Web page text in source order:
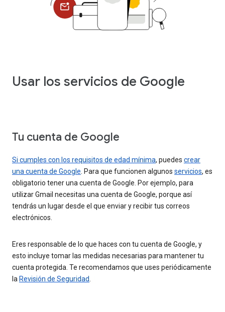
Usar los servicios de Google
Tu cuenta de Google
Si cumples con los requisitos de edad mínima, puedes crear
una cuenta de Google. Para que funcionen algunos servicios, es
obligatorio tener una cuenta de Google. Por ejemplo, para
utilizar Gmail necesitas una cuenta de Google, porque así
tendrás un lugar desde el que enviar y recibir tus correos
electrónicos.
Eres responsable de lo que haces con tu cuenta de Google, y
esto incluye tomar las medidas necesarias para mantener tu
cuenta protegida. Te recomendamos que uses periódicamente
la Revisión de Seguridad.